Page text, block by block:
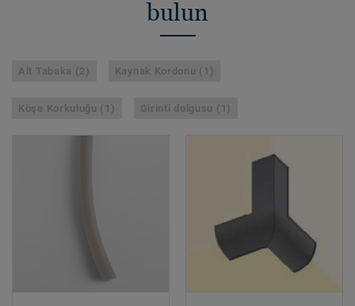
bulun
Alt Tabaka (2) Kaynak Kordonu (1)
Köşe Korkuluğu (1) Girinti dolgusu (1)